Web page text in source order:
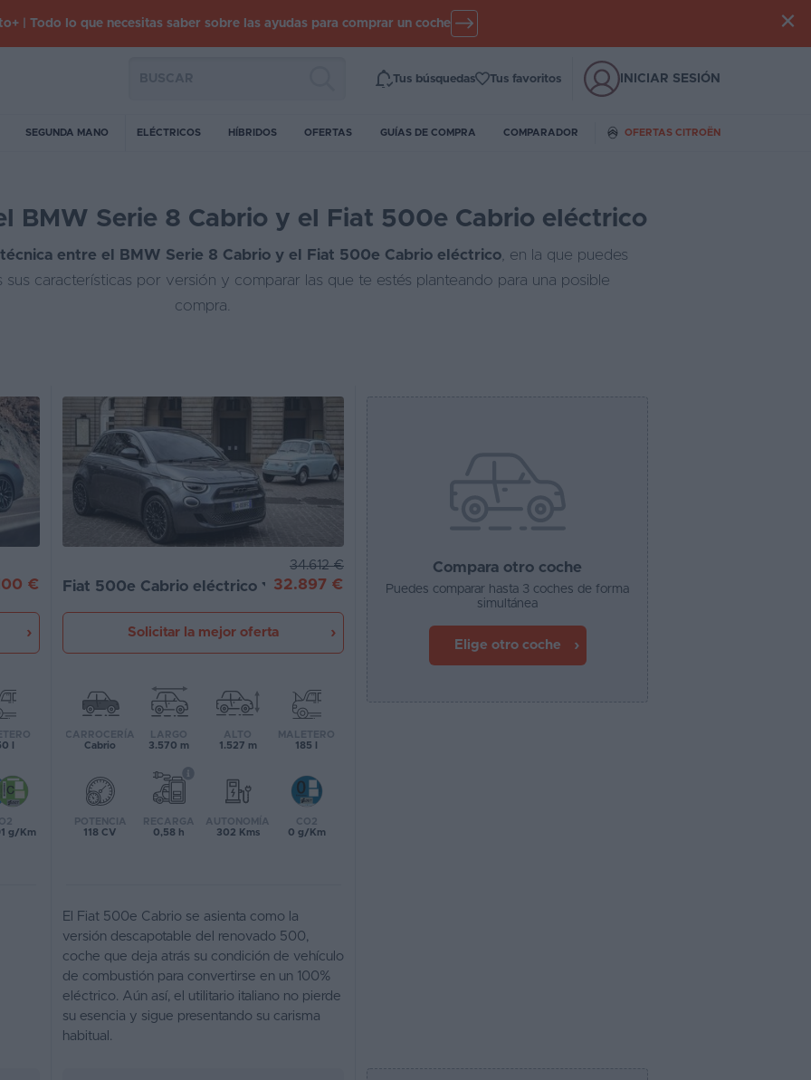
| Todo lo que necesitas saber sobre las ayudas para comprar un coche
Tus búsquedas Tus favoritos INICIAR SESIÓN
SEGUNDA MANO ELÉCTRICOS HÍBRIDOS OFERTAS GUÍAS DE COMPRA COMPARADOR OFERTAS CITROËN
BMW Serie 8 Cabrio y el Fiat 500e Cabrio eléctrico
entre el BMW Serie 8 Cabrio y el Fiat 500e Cabrio eléctrico , en la que puedes
características por versión y comparar las que te estés planteando para una posible
compra.
€
l
g/Km
Fiat 500e Cabrio eléctrico
34.612 €
32.897 €
Solicitar la mejor oferta
CARROCERÍA
Cabrio
LARGO
3.570 m
ALTO
1.527 m
MALETERO
185 l
POTENCIA
118 CV
RECARGA
0,58 h
AUTONOMÍA
302 Kms
CO2
0 g/Km
Compara otro coche
Puedes comparar hasta 3 coches de forma
simultánea
Elige otro coche
El Fiat 500e Cabrio se asienta como la
versión descapotable del renovado 500,
coche que deja atrás su condición de vehículo
de combustión para convertirse en un 100%
eléctrico. Aún así, el utilitario italiano no pierde
su esencia y sigue presentando su carisma
habitual.